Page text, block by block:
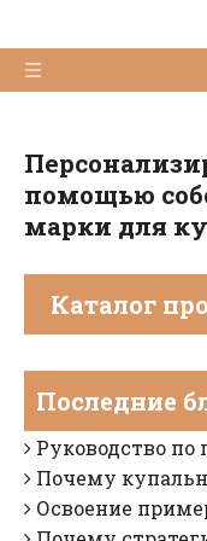
помощью
марки для
Каталог
Последние
Как найти надежного OEM-
Руководство по производству бикини: технология
Почему купальник поднимается спереди:
Освоение примерки купальников: устранение
Почему стратегия подкладки для